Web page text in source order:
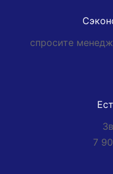
спросите
7